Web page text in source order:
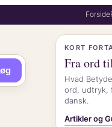
Forside
KORT
Fra ord
Hvad
ord, udtryk,
dansk.
Artikler og